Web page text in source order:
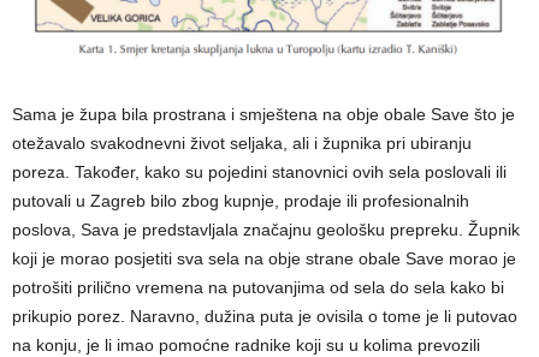
Sama je župa bila prostrana i smještena na obje obale Save što je
otežavalo svakodnevni život seljaka, ali i župnika pri ubiranju
poreza. Također, kako su pojedini stanovnici ovih sela poslovali ili
putovali u Zagreb bilo zbog kupnje, prodaje ili profesionalnih
poslova, Sava je predstavljala značajnu geološku prepreku. Župnik
koji je morao posjetiti sva sela na obje strane obale Save morao je
potrošiti prilično vremena na putovanjima od sela do sela kako bi
prikupio porez. Naravno, dužina puta je ovisila o tome je li putovao
na konju, je li imao pomoćne radnike koji su u kolima prevozili